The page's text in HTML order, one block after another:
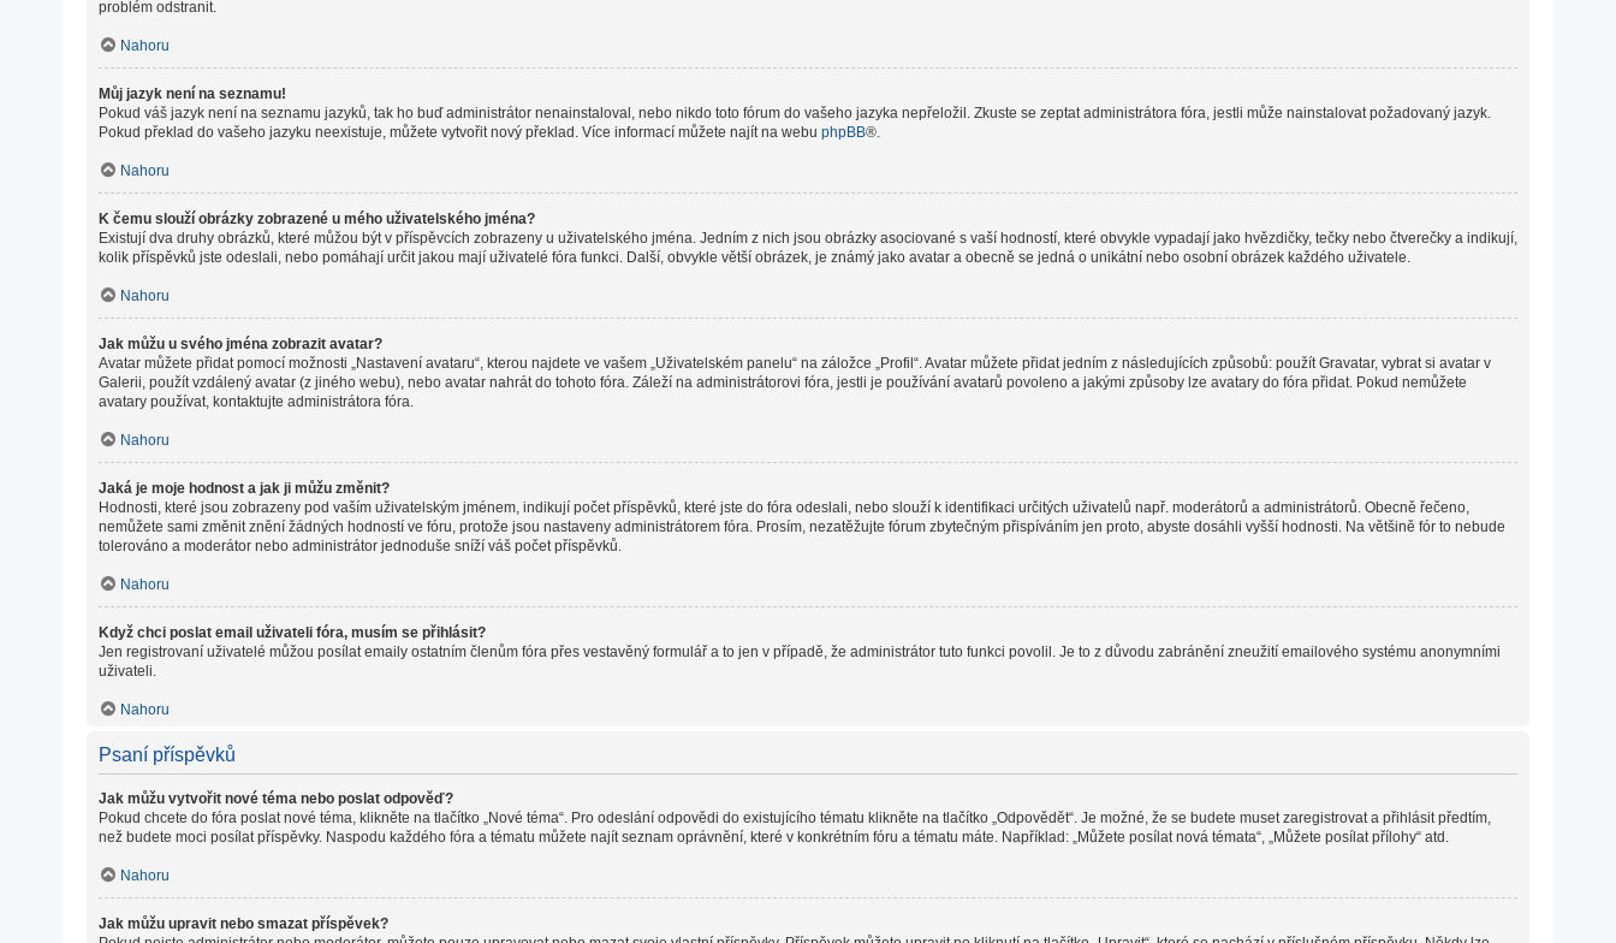
problém odstranit.
Nahoru
Můj jazyk není na seznamu!
Pokud váš jazyk není na seznamu jazyků, tak ho buď administrátor nenainstaloval, nebo nikdo toto fórum do vašeho jazyka nepřeložil. Zkuste se zeptat administrátora fóra, jestli může nainstalovat požadovaný jazyk.
Pokud překlad do vašeho jazyku neexistuje, můžete vytvořit nový překlad. Více informací můžete najít na webu phpBB®.
Nahoru
K čemu slouží obrázky zobrazené u mého uživatelského jména?
Existují dva druhy obrázků, které můžou být v příspěvcích zobrazeny u uživatelského jména. Jedním z nich jsou obrázky asociované s vaší hodností, které obvykle vypadají jako hvězdičky, tečky nebo čtverečky a indikují,
kolik příspěvků jste odeslali, nebo pomáhají určit jakou mají uživatelé fóra funkci. Další, obvykle větší obrázek, je známý jako avatar a obecně se jedná o unikátní nebo osobní obrázek každého uživatele.
Nahoru
Jak můžu u svého jména zobrazit avatar?
Avatar můžete přidat pomocí možnosti „Nastavení avataru“, kterou najdete ve vašem „Uživatelském panelu“ na záložce „Profil“. Avatar můžete přidat jedním z následujících způsobů: použít Gravatar, vybrat si avatar v
Galerii, použít vzdálený avatar (z jiného webu), nebo avatar nahrát do tohoto fóra. Záleží na administrátorovi fóra, jestli je používání avatarů povoleno a jakými způsoby lze avatary do fóra přidat. Pokud nemůžete
avatary používat, kontaktujte administrátora fóra.
Nahoru
Jaká je moje hodnost a jak ji můžu změnit?
Hodnosti, které jsou zobrazeny pod vaším uživatelským jménem, indikují počet příspěvků, které jste do fóra odeslali, nebo slouží k identifikaci určitých uživatelů např. moderátorů a administrátorů. Obecně řečeno,
nemůžete sami změnit znění žádných hodností ve fóru, protože jsou nastaveny administrátorem fóra. Prosím, nezatěžujte fórum zbytečným přispíváním jen proto, abyste dosáhli vyšší hodnosti. Na většině fór to nebude
tolerováno a moderátor nebo administrátor jednoduše sníží váš počet příspěvků.
Nahoru
Když chci poslat email uživateli fóra, musím se přihlásit?
Jen registrovaní uživatelé můžou posílat emaily ostatním členům fóra přes vestavěný formulář a to jen v případě, že administrátor tuto funkci povolil. Je to z důvodu zabránění zneužití emailového systému anonymními
uživateli.
Nahoru
Psaní příspěvků
Jak můžu vytvořit nové téma nebo poslat odpověď?
Pokud chcete do fóra poslat nové téma, klikněte na tlačítko „Nové téma“. Pro odeslání odpovědi do existujícího tématu klikněte na tlačítko „Odpovědět“. Je možné, že se budete muset zaregistrovat a přihlásit předtím,
než budete moci posílat příspěvky. Naspodu každého fóra a tématu můžete najít seznam oprávnění, které v konkrétním fóru a tématu máte. Například: „Můžete posílat nová témata“, „Můžete posílat přílohy“ atd.
Nahoru
Jak můžu upravit nebo smazat příspěvek?